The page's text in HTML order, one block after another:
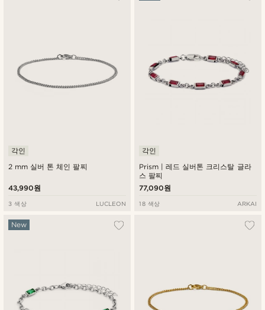
2 mm 실버 톤 체인 팔찌
각인
43,990원
3 색상 LUCLEON
Prism | 레드 실버톤 크리스탈 글라
스 팔찌
각인
77,090원
18 색상 ARKAI
New